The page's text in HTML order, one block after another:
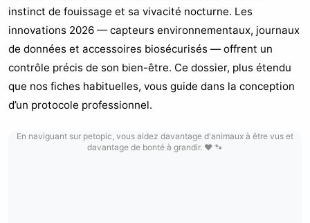
instinct de fouissage et sa vivacité nocturne. Les
innovations 2026 — capteurs environnementaux, journaux
de données et accessoires biosécurisés — offrent un
contrôle précis de son bien-être. Ce dossier, plus étendu
que nos fiches habituelles, vous guide dans la conception
d’un protocole professionnel.
En naviguant sur petopic, vous aidez davantage d'animaux à être vus et
davantage de bonté à grandir. ❤️ 🐾